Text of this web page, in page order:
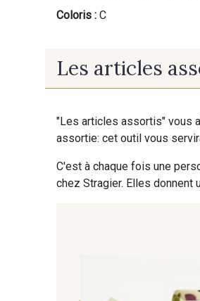
Coloris : C
Les articles
"Les articles assortis" vous
assortie: cet outil vous
C'est à chaque fois une
chez Stragier. Elles